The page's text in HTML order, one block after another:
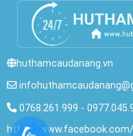
huthamcaudanang.vn
0768.261.999 -
https://